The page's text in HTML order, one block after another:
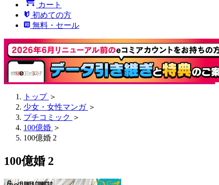
カート
初めての方
無料・セール
トップ ＞
少女・女性マンガ ＞
プチコミック ＞
100億婚 ＞
100億婚 2
100億婚 2